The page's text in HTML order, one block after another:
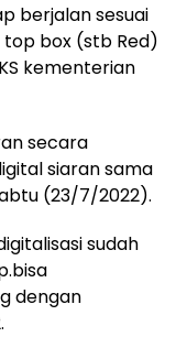
berjalan sesuai
top box (stb Red)
kementerian
secara
siaran sama
(23/7/2022).
sudah
dengan